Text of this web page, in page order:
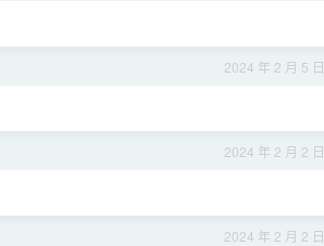
2024 年 2 月 5 日
2024 年 2 月 2 日
2024 年 2 月 2 日